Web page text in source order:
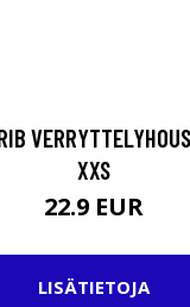
XXS
22.9 EUR
LISÄTIETOJA